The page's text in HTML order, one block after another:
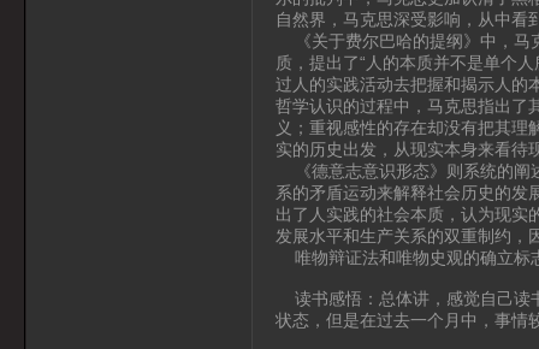
自然界，马克思深受影响，从中看
《关于费尔巴哈的提纲》中，马
质，提出了“人的本质并不是单个
过人的实践活动去把握和揭示人的
哲学认识的过程中，马克思指出了
义；重视感性的存在却没有把其
实的历史出发，从现实本身来看待
《德意志意识形态》则系统的阐
系的矛盾运动来解释社会历史的发
出了人实践的社会本质，认为现实
发展水平和生产关系的双重制约，
唯物辩证法和唯物史观的确立标
读书感悟：总体讲，感觉自己读
状态，但是在过去一个月中，事情